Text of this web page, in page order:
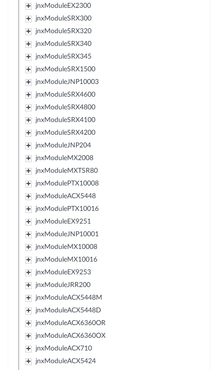
jnxModuleEX2300
jnxModuleSRX300
jnxModuleSRX320
jnxModuleSRX340
jnxModuleSRX345
jnxModuleSRX1500
jnxModuleJNP10003
jnxModuleSRX4600
jnxModuleSRX4800
jnxModuleSRX4100
jnxModuleSRX4200
jnxModuleJNP204
jnxModuleMX2008
jnxModuleMXTSR80
jnxModulePTX10008
jnxModuleACX5448
jnxModulePTX10016
jnxModuleEX9251
jnxModuleJNP10001
jnxModuleMX10008
jnxModuleMX10016
jnxModuleEX9253
jnxModuleJRR200
jnxModuleACX5448M
jnxModuleACX5448D
jnxModuleACX6360OR
jnxModuleACX6360OX
jnxModuleACX710
jnxModuleACX5424